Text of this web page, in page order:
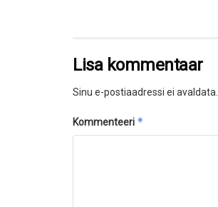
Lisa kommentaar
Sinu e-postiaadressi ei avaldata.
Kommenteeri *